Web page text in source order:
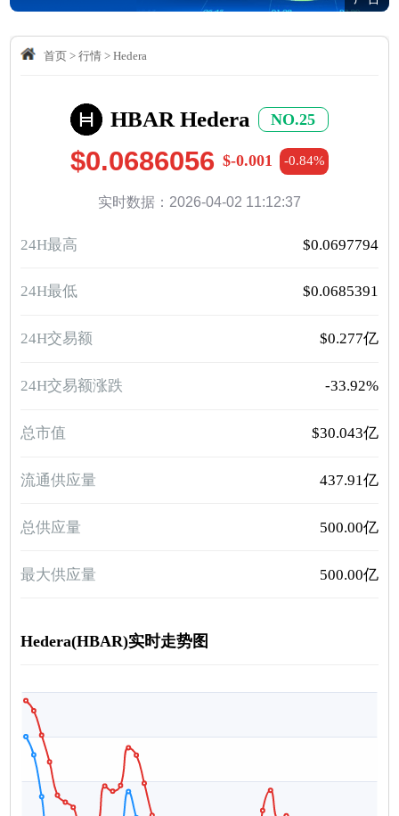
首页> 行情> Hedera
HBAR Hedera NO.25
$0.0686056 $-0.001 -0.84%
实时数据：2026-04-02 11:12:37
24H最高 $0.0697794
24H最低 $0.0685391
24H交易额 $0.277亿
24H交易额涨跌 -33.92%
总市值 $30.043亿
流通供应量 437.91亿
总供应量 500.00亿
最大供应量 500.00亿
Hedera(HBAR)实时走势图